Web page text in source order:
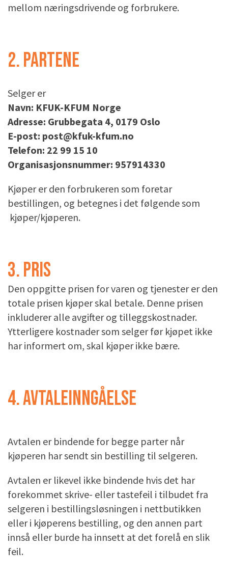
mellom næringsdrivende og forbrukere.
2. PARTENE
Selger er
Navn: KFUK-KFUM Norge
Adresse: Grubbegata 4, 0179 Oslo
E-post: post@kfuk-kfum.no
Telefon: 22 99 15 10
Organisasjonsnummer: 957914330
Kjøper er den forbrukeren som foretar
bestillingen, og betegnes i det følgende som
kjøper/kjøperen.
3. PRIS
Den oppgitte prisen for varen og tjenester er den
totale prisen kjøper skal betale. Denne prisen
inkluderer alle avgifter og tilleggskostnader.
Ytterligere kostnader som selger før kjøpet ikke
har informert om, skal kjøper ikke bære.
4. AVTALEINNGÅELSE
Avtalen er bindende for begge parter når
kjøperen har sendt sin bestilling til selgeren.
Avtalen er likevel ikke bindende hvis det har
forekommet skrive- eller tastefeil i tilbudet fra
selgeren i bestillingsløsningen i nettbutikken
eller i kjøperens bestilling, og den annen part
innså eller burde ha innsett at det forelå en slik
feil.